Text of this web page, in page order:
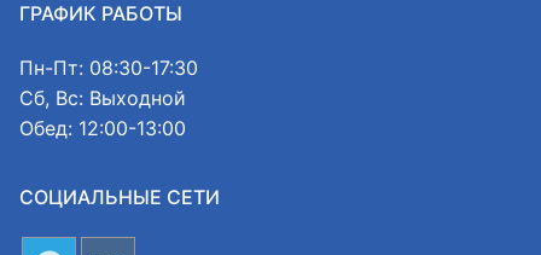
ГРАФИК РАБОТЫ
Пн-Пт: 08:30-17:30
Сб, Вс: Выходной
Обед: 12:00-13:00
СОЦИАЛЬНЫЕ СЕТИ